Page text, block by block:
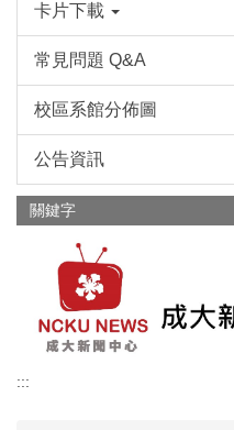
卡片下載
常見問題 Q&A
校區系館分佈圖
公告資訊
:::